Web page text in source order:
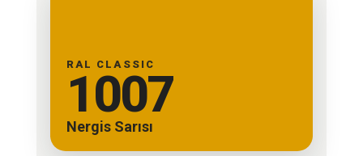
RAL CLASSIC
1007
Nergis Sarısı